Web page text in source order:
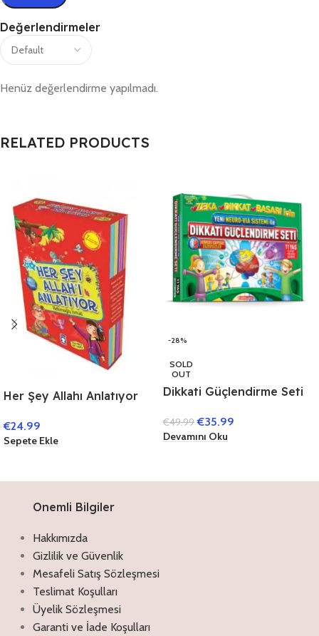
Değerlendirmeler
Henüz değerlendirme yapılmadı.
RELATED PRODUCTS
Her Şey Allahı Anlatıyor
€24.99
Sepete Ekle
-28%
SOLD
OUT
Dikkati Güçlendirme Seti
€49.99 €35.99
Devamını Oku
Onemli Bilgiler
Hakkımızda
Gizlilik ve Güvenlik
Mesafeli Satış Sözleşmesi
Teslimat Koşulları
Üyelik Sözleşmesi
Garanti ve İade Koşulları